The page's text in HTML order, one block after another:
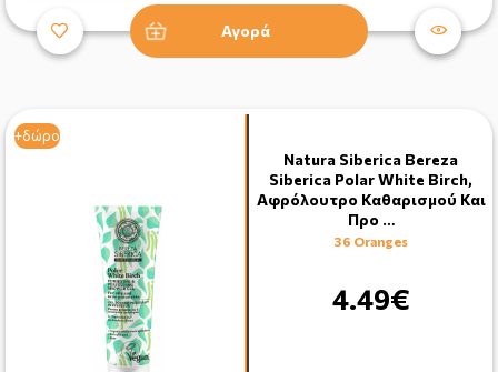
Αγορά
+δώρο
Natura Siberica Bereza
Siberica Polar White Birch,
Αφρόλουτρο Καθαρισμού Και
Προ …
36 Oranges
4.49€